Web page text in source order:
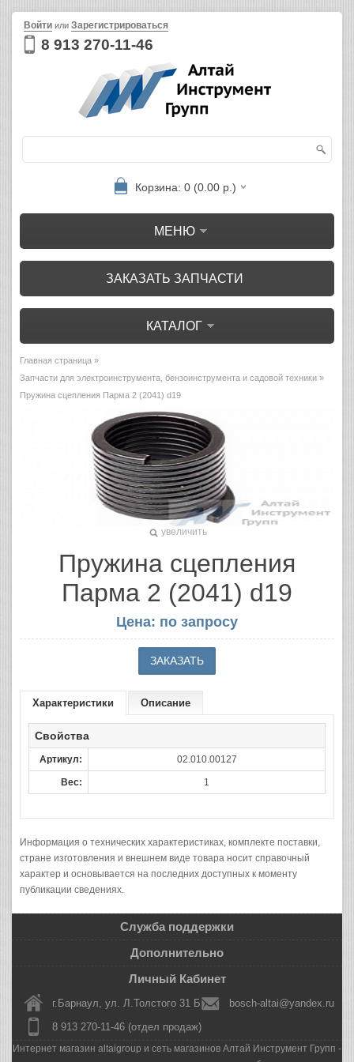
8 913 270-11-46
Войти или Зарегистрироваться
Корзина: 0 (0.00 р.)
МЕНЮ
ЗАКАЗАТЬ ЗАПЧАСТИ
КАТАЛОГ
Главная страница »
Запчасти для электроинструмента, бензоинструмента и садовой техники »
Пружина сцепления Парма 2 (2041) d19
увеличить
Пружина сцепления
Парма 2 (2041) d19
Цена: по запросу
Характеристики Описание
Свойства
Артикул: 02.010.00127
Вес: 1
Информация о технических характеристиках, комплекте поставки,
стране изготовления и внешнем виде товара носит справочный
характер и основывается на последних доступных к моменту
публикации сведениях.
Служба поддержки
Дополнительно
Личный Кабинет
г.Барнаул, ул. Л.Толстого 31 Б
bosch-altai@yandex.ru
8 913 270-11-46 (отдел продаж)
Интернет магазин altaigroup и сеть магазинов Алтай Инструмент Групп -